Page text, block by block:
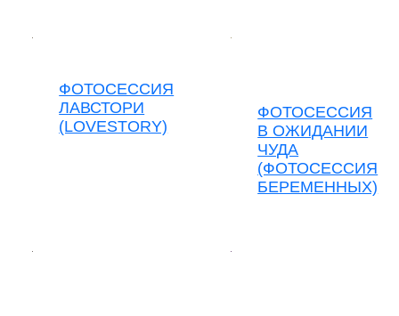
ФОТОСЕССИЯ
ЛАВСТОРИ
(LOVESTORY)
ФОТОСЕССИЯ
В ОЖИДАНИИ
ЧУДА
(ФОТОСЕССИЯ
БЕРЕМЕННЫХ)